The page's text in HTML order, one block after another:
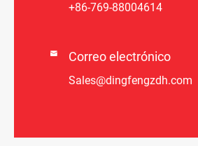
+86-769-88004614
 Correo electrónico
Sales@dingfengzdh.com